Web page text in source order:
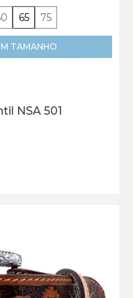
65 75
TAMANHO
NSA 501